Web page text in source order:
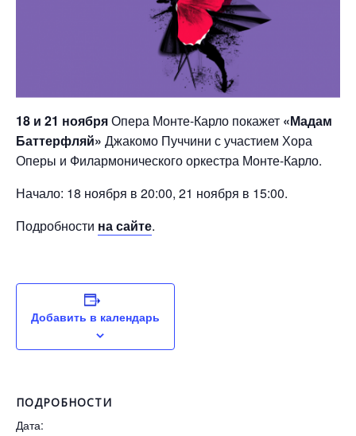
18 и 21 ноябряОпера Монте-Карло покажет «Мадам
Баттерфляй» Джакомо Пуччини с участием Хора
Оперы и Филармонического оркестра Монте-Карло.
Начало: 18 ноября в 20:00, 21 ноября в 15:00.
Подробности на сайте.
Добавить в календарь
ПОДРОБНОСТИ
Дата: